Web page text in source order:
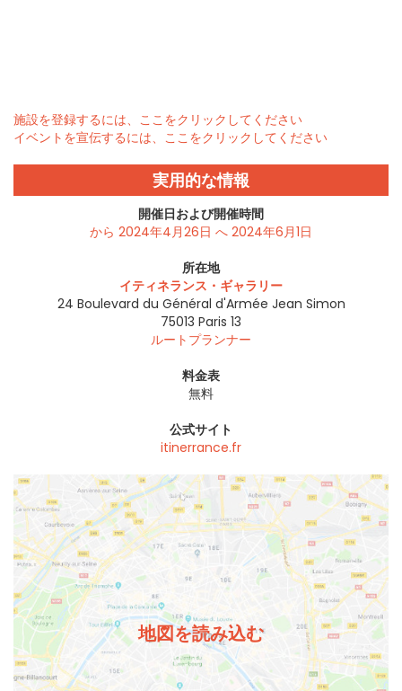
施設を登録するには、ここをクリックしてください
イベントを宣伝するには、ここをクリックしてください
実用的な情報
開催日および開催時間
から 2024年4月26日 へ 2024年6月1日
所在地
イティネランス・ギャラリー
24 Boulevard du Général d'Armée Jean Simon
75013 Paris 13
ルートプランナー
料金表
無料
公式サイト
itinerrance.fr
地図を読み込む